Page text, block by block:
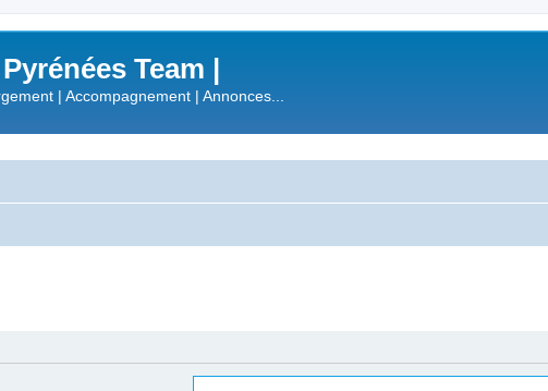
Team |
| Accompagnement | Annonces...